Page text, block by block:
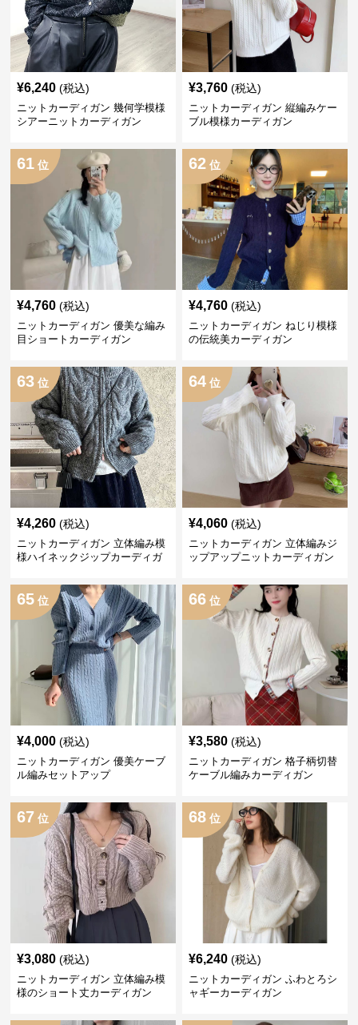
¥6,240 (税込)
ニットカーディガン 幾何学模様
シアーニットカーディガン
¥3,760 (税込)
ニットカーディガン 縦編みケー
ブル模様カーディガン
61 位
¥4,760 (税込)
ニットカーディガン 優美な編み
目ショートカーディガン
62 位
¥4,760 (税込)
ニットカーディガン ねじり模様
の伝統美カーディガン
63 位
¥4,260 (税込)
ニットカーディガン 立体編み模
様ハイネックジップカーディガ
64 位
¥4,060 (税込)
ニットカーディガン 立体編みジ
ップアップニットカーディガン
65 位
¥4,000 (税込)
ニットカーディガン 優美ケーブ
ル編みセットアップ
66 位
¥3,580 (税込)
ニットカーディガン 格子柄切替
ケーブル編みカーディガン
67 位
¥3,080 (税込)
ニットカーディガン 立体編み模
様のショート丈カーディガン
68 位
¥6,240 (税込)
ニットカーディガン ふわとろシ
ャギーカーディガン